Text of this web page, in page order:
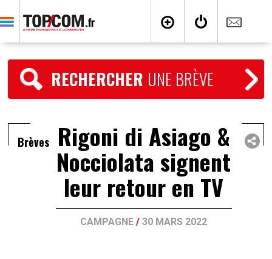
RECHERCHER UNE BRÈVE
Brèves Rigoni di Asiago &
Nocciolata signent
leur retour en TV
CAMPAGNE /30 MARS 2022